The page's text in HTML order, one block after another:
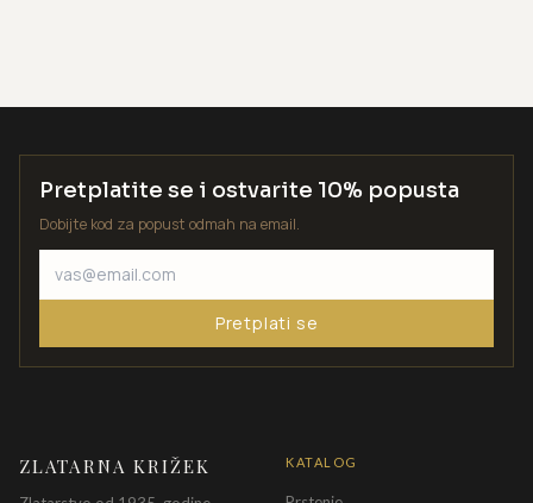
Pretplatite se i ostvarite 10% popusta
Dobijte kod za popust odmah na email.
Pretplati se
ZLATARNA KRIŽEK KATALOG